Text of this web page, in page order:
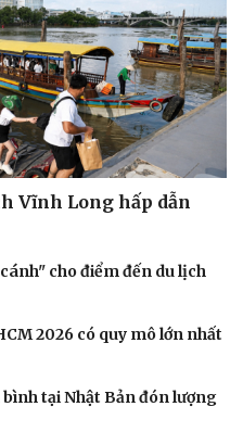
Vĩnh Long hấp dẫn
cho điểm đến du lịch
2026 có quy mô lớn nhất
tại Nhật Bản đón lượng